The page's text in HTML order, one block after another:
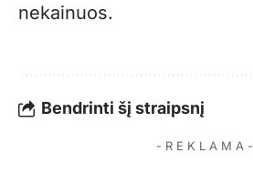
nekainuos.
Bendrinti šį straipsnį
- R E K L A M A -